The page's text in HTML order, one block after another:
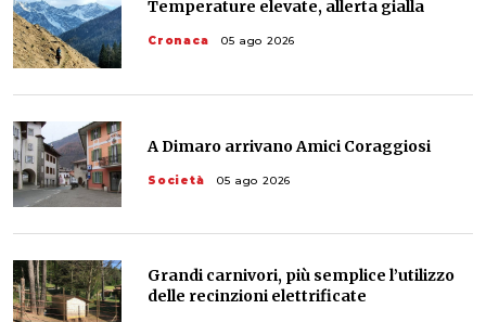
Temperature elevate, allerta gialla
Cronaca 05 ago 2026
A Dimaro arrivano Amici Coraggiosi
Società 05 ago 2026
Grandi carnivori, più semplice l’utilizzo
delle recinzioni elettrificate